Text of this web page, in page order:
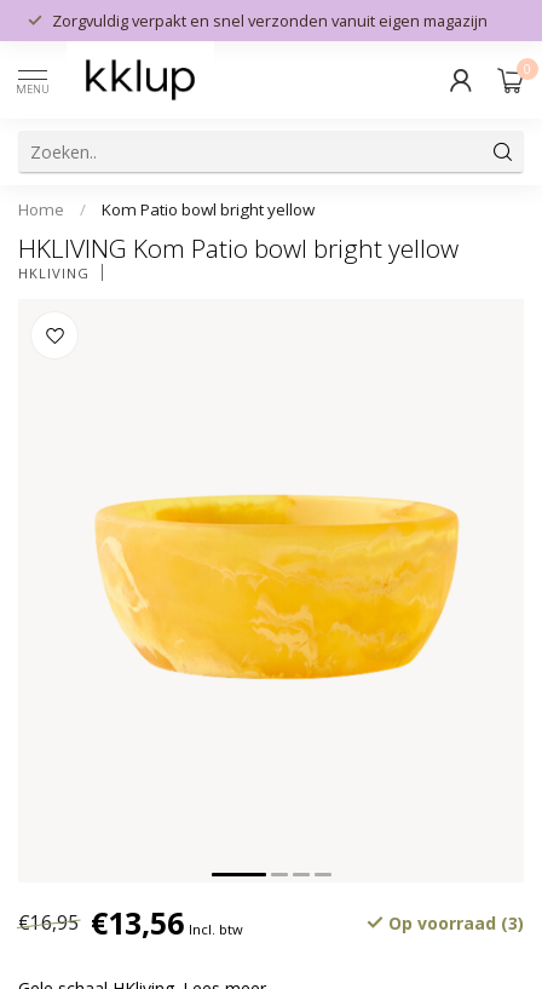
Zorgvuldig verpakt en snel verzonden vanuit eigen magazijn
MENU
0
Home / Kom Patio bowl bright yellow
HKLIVING Kom Patio bowl bright yellow
HKLIVING
€16,95 €13,56 Incl. btw Op voorraad (3)